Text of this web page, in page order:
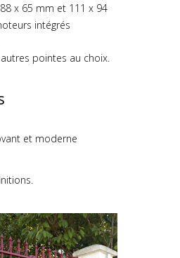
x 65 mm et 111 x 94
intégrés
pointes au choix.
et moderne